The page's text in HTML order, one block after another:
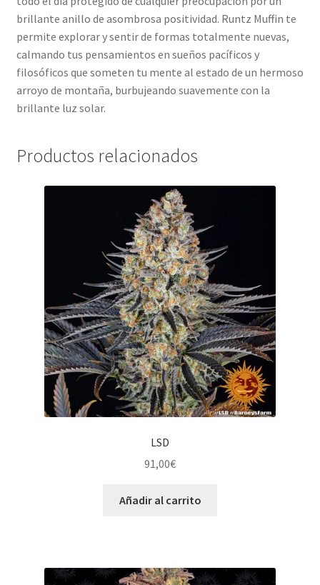
brillante anillo de asombrosa positividad. Runtz Muffin te
permite explorar y sentir de formas totalmente nuevas,
calmando tus pensamientos en sueños pacíficos y
filosóficos que someten tu mente al estado de un hermoso
arroyo de montaña, burbujeando suavemente con la
brillante luz solar.
Productos relacionados
LSD
91,00€
Añadir al carrito